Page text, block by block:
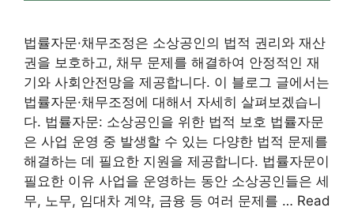
법률자문·채무조정은 소상공인의 법적 권리와 재산
권을 보호하고, 채무 문제를 해결하여 안정적인 재
기와 사회안전망을 제공합니다. 이 블로그 글에서는
법률자문·채무조정에 대해서 자세히 살펴보겠습니
다. 법률자문: 소상공인을 위한 법적 보호 법률자문
은 사업 운영 중 발생할 수 있는 다양한 법적 문제를
해결하는 데 필요한 지원을 제공합니다. 법률자문이
필요한 이유 사업을 운영하는 동안 소상공인들은 세
무, 노무, 임대차 계약, 금융 등 여러 문제를 … Read